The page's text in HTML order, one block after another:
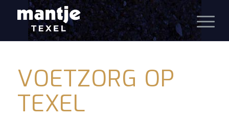
VOETZORG OP
TEXEL